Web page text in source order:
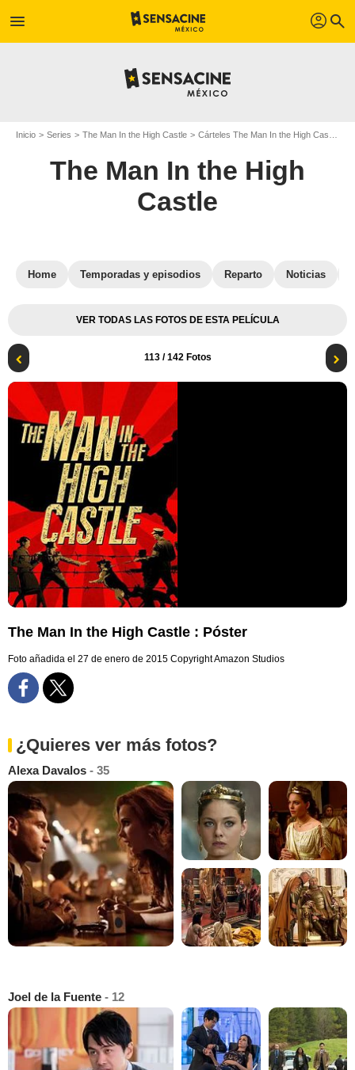
menu profil search
Inicio Series The Man In the High Castle Cárteles The Man In the High Castle
The Man In the High
Castle
Home Temporadas y episodios Reparto Noticias
VER TODAS LAS FOTOS DE ESTA PELÍCULA
113/ 142 Fotos
The Man In the High Castle : Póster
Foto añadida el 27 de enero de 2015 Copyright Amazon Studios
¿Quieres ver más fotos?
Alexa Davalos - 35
Joel de la Fuente - 12